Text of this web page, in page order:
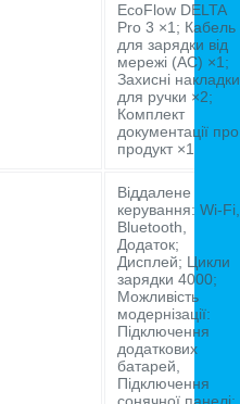
EcoFlow DELTA
Pro 3 ×1; Кабель
для зарядки від
мережі (AC) ×1;
Захисні накладки
для ручки ×2;
Комплект
документації про
продукт ×1
Віддалене
керування: Wi-Fi,
Bluetooth,
Додаток;
Дисплей; Цикли
зарядки 4000;
Можливість
модернізації:
Підключення
додаткових
батарей,
Підключення